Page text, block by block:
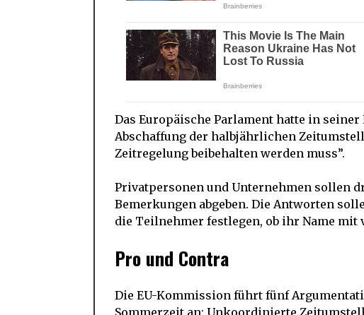
Das Europäische Parlament hatte in
Abschaffung der halbjährlichen
Zeitregelung beibehalten werden muss”.
Privatpersonen und Unternehmen sollen
Bemerkungen abgeben. Die Antworten
die Teilnehmer festlegen, ob ihr Name
Pro und Contra
Die EU-Kommission führt fünf